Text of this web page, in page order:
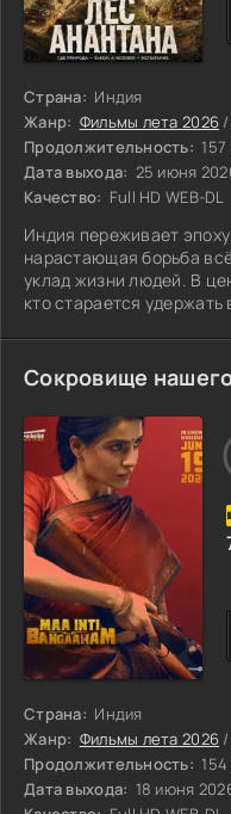
Страна: Индия
Жанр: Фильмы лета 2026
Продолжительность:
Дата выхода: 25 июня
Качество: Full HD WEB-DL
Индия переживает
нарастающая борьба
уклад жизни людей. В
кто старается удержать
Сокровище
Страна: Индия
Жанр: Фильмы лета 2026
Продолжительность:
Дата выхода: 18 июня